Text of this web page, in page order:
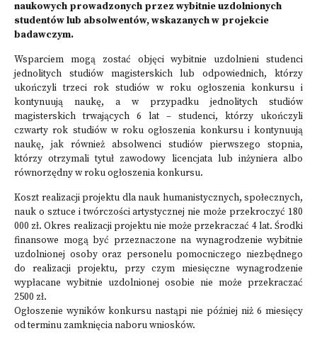
naukowych prowadzonych przez wybitnie uzdolnionych
studentów lub absolwentów, wskazanych w projekcie
badawczym.
Wsparciem mogą zostać objęci wybitnie uzdolnieni studenci
jednolitych studiów magisterskich lub odpowiednich, którzy
ukończyli trzeci rok studiów w roku ogłoszenia konkursu i
kontynuują naukę, a w przypadku jednolitych studiów
magisterskich trwających 6 lat – studenci, którzy ukończyli
czwarty rok studiów w roku ogłoszenia konkursu i kontynuują
naukę, jak również absolwenci studiów pierwszego stopnia,
którzy otrzymali tytuł zawodowy licencjata lub inżyniera albo
równorzędny w roku ogłoszenia konkursu.
Koszt realizacji projektu dla nauk humanistycznych, społecznych,
nauk o sztuce i twórczości artystycznej nie może przekroczyć 180
000 zł. Okres realizacji projektu nie może przekraczać 4 lat. Środki
finansowe mogą być przeznaczone na wynagrodzenie wybitnie
uzdolnionej osoby oraz personelu pomocniczego niezbędnego
do realizacji projektu, przy czym miesięczne wynagrodzenie
wypłacane wybitnie uzdolnionej osobie nie może przekraczać
2500 zł.
Ogłoszenie wyników konkursu nastąpi nie później niż 6 miesięcy
od terminu zamknięcia naboru wniosków.